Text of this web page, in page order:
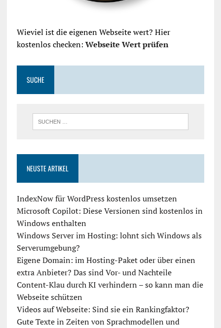
Wieviel ist die eigenen Webseite wert? Hier
kostenlos checken: Webseite Wert prüfen
SUCHE
NEUSTE ARTIKEL
IndexNow für WordPress kostenlos umsetzen
Microsoft Copilot: Diese Versionen sind kostenlos in
Windows enthalten
Windows Server im Hosting: lohnt sich Windows als
Serverumgebung?
Eigene Domain: im Hosting-Paket oder über einen
extra Anbieter? Das sind Vor- und Nachteile
Content-Klau durch KI verhindern – so kann man die
Webseite schützen
Videos auf Webseite: Sind sie ein Rankingfaktor?
Gute Texte in Zeiten von Sprachmodellen und